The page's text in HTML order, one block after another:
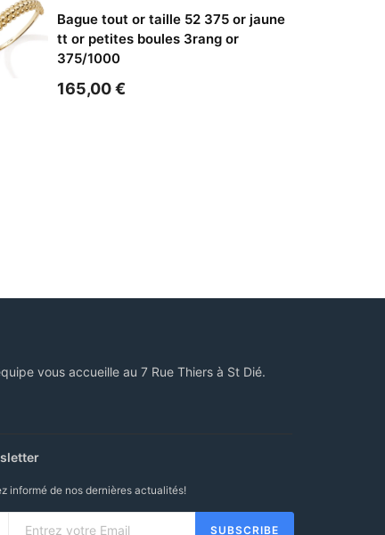
Bague tout or taille 52 375 or jaune
tt or petites boules 3rang or
375/1000
165,00€
vous accueille au 7 Rue Thiers à St Dié.
informé de nos dernières actualités!
SUBSCRIBE